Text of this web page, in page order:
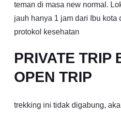
teman di masa new normal.
jauh hanya 1 jam dari Ibu kota
protokol kesehatan
PRIVATE TRIP
OPEN TRIP
trekking ini tidak digabung,